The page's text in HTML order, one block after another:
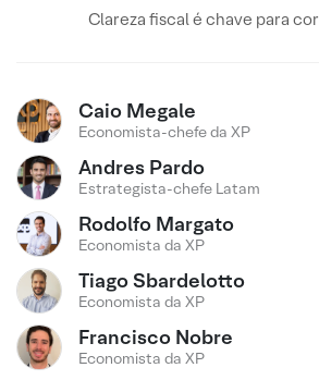
Clareza fiscal é chave para
Caio Megale
Economista-chefe da XP
Andres Pardo
Estrategista-chefe Latam
Rodolfo Margato
Economista da XP
Tiago Sbardelotto
Economista da XP
Francisco Nobre
Economista da XP